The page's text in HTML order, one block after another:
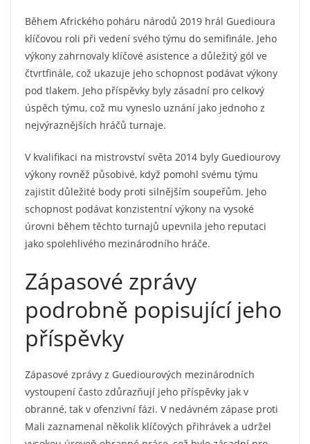
Během Afrického poháru národů 2019 hrál Guedioura
klíčovou roli při vedení svého týmu do semifinále. Jeho
výkony zahrnovaly klíčové asistence a důležitý gól ve
čtvrtfinále, což ukazuje jeho schopnost podávat výkony
pod tlakem. Jeho příspěvky byly zásadní pro celkový
úspěch týmu, což mu vyneslo uznání jako jednoho z
nejvýraznějších hráčů turnaje.
V kvalifikaci na mistrovství světa 2014 byly Guediourovy
výkony rovněž působivé, když pomohl svému týmu
zajistit důležité body proti silnějším soupeřům. Jeho
schopnost podávat konzistentní výkony na vysoké
úrovni během těchto turnajů upevnila jeho reputaci
jako spolehlivého mezinárodního hráče.
Zápasové zprávy
podrobně popisující jeho
příspěvky
Zápasové zprávy z Guediourových mezinárodních
vystoupení často zdůrazňují jeho příspěvky jak v
obranné, tak v ofenzivní fázi. V nedávném zápase proti
Mali zaznamenal několik klíčových přihrávek a udržel